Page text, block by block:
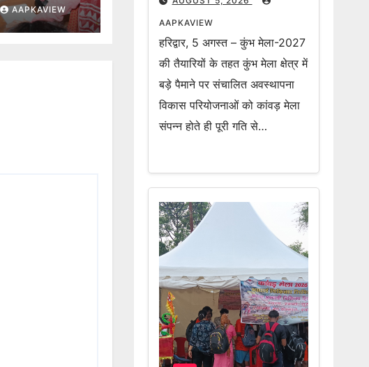
AAPKAVIEW
AAPKAVIEW
हरिद्वार, 5 अगस्त – कुंभ मेला-2027
की तैयारियों के तहत कुंभ मेला क्षेत्र में
बड़े पैमाने पर संचालित अवस्थापना
विकास परियोजनाओं को कांवड़ मेला
संपन्न होते ही पूरी गति से…